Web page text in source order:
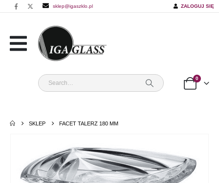
sklep@igaszklo.pl ZALOGUJ SIĘ
0
SKLEP FACET TALERZ 180 MM